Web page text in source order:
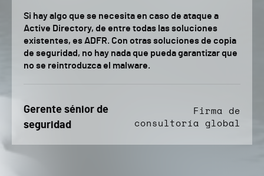
Si hay algo que se necesita en caso de ataque a
Active Directory, de entre todas las soluciones
existentes, es ADFR. Con otras soluciones de copia
de seguridad, no hay nada que pueda garantizar que
no se reintroduzca el malware.
Gerente sénior de
seguridad
Firma de
consultoría global